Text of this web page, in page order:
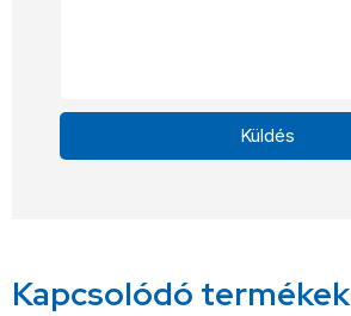
Küldés
Kapcsolódó termékek